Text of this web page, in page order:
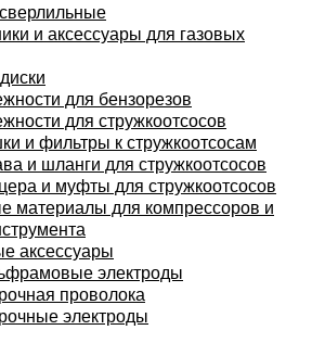
и аксессуары для газовых
для бензорезов
для стружкоотсосов
и фильтры к стружкоотсосам
и шланги для стружкоотсосов
и муфты для стружкоотсосов
материалы для компрессоров и
аксессуары
электроды
проволока
электроды